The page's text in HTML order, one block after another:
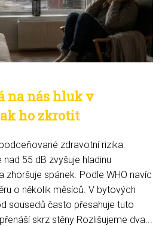
na nás hluk v
ho zkrotit
zdravotní rizika.
55 dB zvyšuje hladinu
zhoršuje spánek. Podle WHO navíc
o několik měsíců. V bytových
sousedů často přesahuje tuto
skrz stěny Rozlišujeme dva...